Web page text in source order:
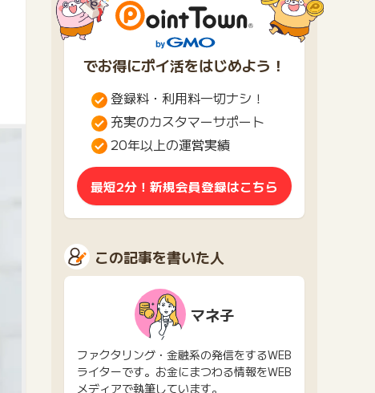
でお得にポイ活をはじめよう！
登録料・利用料一切ナシ！
充実のカスタマーサポート
20年以上の運営実績
最短2分！新規会員登録はこちら
この記事を書いた人
マネ子
ファクタリング・金融系の発信をするWEB
ライターです。お金にまつわる情報をWEB
メディアで執筆しています。